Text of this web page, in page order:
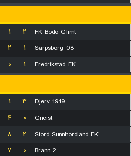
۱ ۲
FK Bodo Glimt
۲ ۱
Sarpsborg 08
۰ ۱
Fredrikstad FK
۱ ۳
Djerv 1919
۴ ۰
Gneist
۸ ۲
Stord Sunnhordland FK
۷ ۰
Brann 2